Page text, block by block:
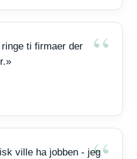
ti firmaer der
ville ha jobben - jeg